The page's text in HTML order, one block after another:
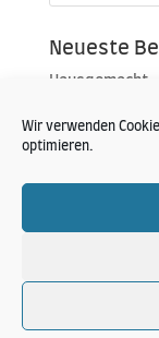
Wir verwenden
optimieren.
Neueste
Hausgemacht
Konzert im Zelt
Neueste